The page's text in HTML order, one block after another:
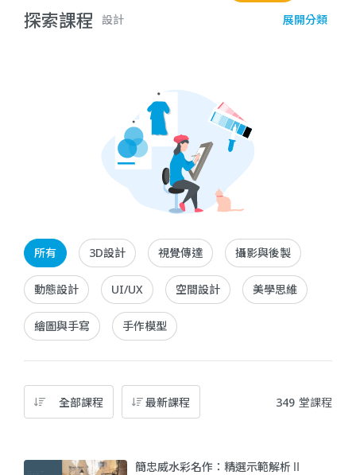
探索課程 設計 展開分類
優惠
所有 3D設計 視覺傳達 攝影與後製
動態設計 UI/UX 空間設計 美學思維
繪圖與手寫 手作模型
全部課程 最新課程 349 堂課程
簡忠威水彩名作：精選示範解析Ⅱ